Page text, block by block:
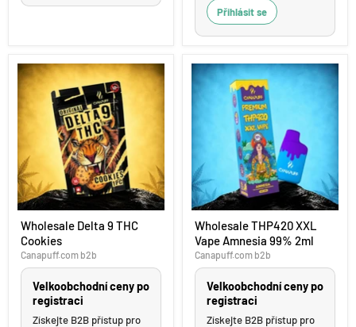
Přihlásit se
Delta
9
THC
Cookies
Wholesale Delta 9 THC
Cookies
Canapuff.com b2b
Velkoobchodní ceny po
registraci
Získejte B2B přístup pro
THP420
XXL
Vape
Amnesia
99%
2ml
Wholesale THP420 XXL
Vape Amnesia 99% 2ml
Canapuff.com b2b
Velkoobchodní ceny po
registraci
Získejte B2B přístup pro